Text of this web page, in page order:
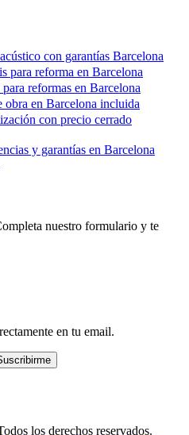
con garantías Barcelona
para reforma en Barcelona
reformas en Barcelona
obra en Barcelona incluida
con precio cerrado
y garantías en Barcelona
nuestro formulario y te
en tu email.
los derechos reservados.